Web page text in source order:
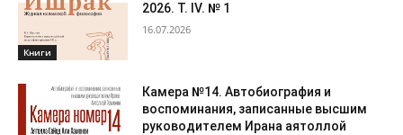
Книги
2026. Т. IV. № 1
16.07.2026
Камера №14. Автобиография и
воспоминания, записанные высшим
руководителем Ирана аятоллой